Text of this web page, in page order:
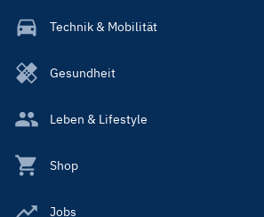
Technik & Mobilität
Gesundheit
Leben & Lifestyle
Shop
Jobs